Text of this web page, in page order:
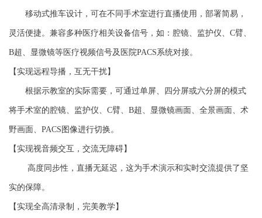
移动式推车设计，可在不同手术室进行直播使用，部署简易，
灵活便捷。兼容多种医疗相关设备信号，如：腔镜、监护仪、C臂、
B超、显微镜等医疗视频信号及医院PACS系统对接。
【实现远程导播，互无干扰】
根据示教室的实际需要，可通过单屏、四分屏或六分屏的模式
将手术室的腔镜、监护仪、C臂、B超、显微镜画面、全景画面、术
野画面、PACS图像进行切换。
【实现视音频交互，交流无障碍】
高度同步性，直播无延迟，这为手术演示和实时交流提供了坚
实的保障。
【实现全高清录制，完美教学】